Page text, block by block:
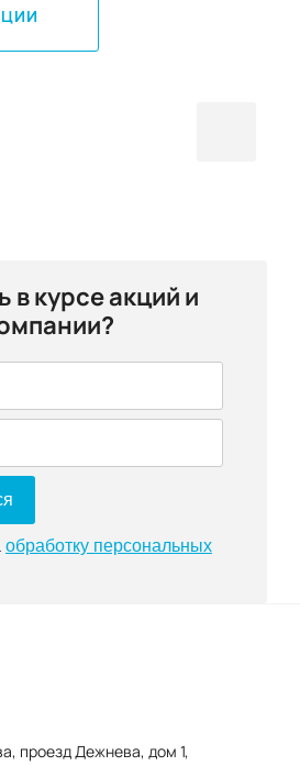
в курсе акций и
обработку
обработку персональных
проезд Дежнева, дом 1,